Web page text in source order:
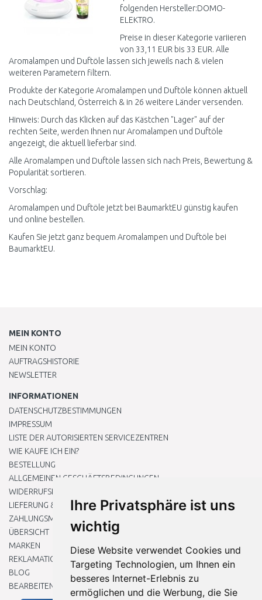
Ihre Privatsphäre ist uns
wichtig
Diese Website verwendet Cookies und
Targeting Technologien, um Ihnen ein
besseres Internet-Erlebnis zu
ermöglichen und die Werbung, die Sie
folgenden Hersteller:DOMO-
ELEKTRO.
Preise in dieser Kategorie variieren
von 33,11 EUR bis 33 EUR. Alle
Aromalampen und Duftöle lassen sich jeweils nach & vielen
weiteren Parametern filtern.
Produkte der Kategorie Aromalampen und Duftöle können aktuell
nach Deutschland, Österreich & in 26 weitere Länder versenden.
Hinweis: Durch das Klicken auf das Kästchen "Lager" auf der
rechten Seite, werden Ihnen nur Aromalampen und Duftöle
angezeigt, die aktuell lieferbar sind.
Alle Aromalampen und Duftöle lassen sich nach Preis, Bewertung &
Popularität sortieren.
Vorschlag:
Aromalampen und Duftöle jetzt bei BaumarktEU günstig kaufen
und online bestellen.
Kaufen Sie jetzt ganz bequem Aromalampen und Duftöle bei
BaumarktEU.
MEIN KONTO
MEIN KONTO
AUFTRAGSHISTORIE
NEWSLETTER
INFORMATIONEN
DATENSCHUTZBESTIMMUNGEN
IMPRESSUM
LISTE DER AUTORISIERTEN SERVICEZENTREN
WIE KAUFE ICH EIN?
BESTELLUNG
ALLGEMEINEN GESCHÄFTSBEDINGUNGEN
WIDERRUFSRECHT
LIEFERUNG & ZAHLUNG
ZAHLUNGSMETHODEN
ÜBERSICHT
MARKEN
REKLAMATIONEN UND RETOUREN
BLOG
BEARBEITEN SIE MEINE COOKIE-EINSTELLUNGEN